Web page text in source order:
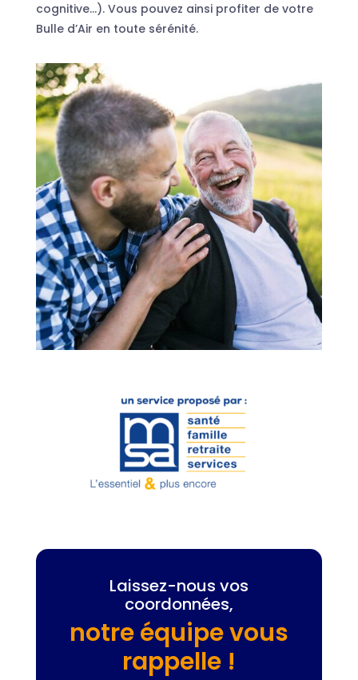
cognitive…). Vous pouvez ainsi profiter de votre
Bulle d’Air en toute sérénité.
Laissez-nous vos
coordonnées,
notre équipe vous
rappelle !